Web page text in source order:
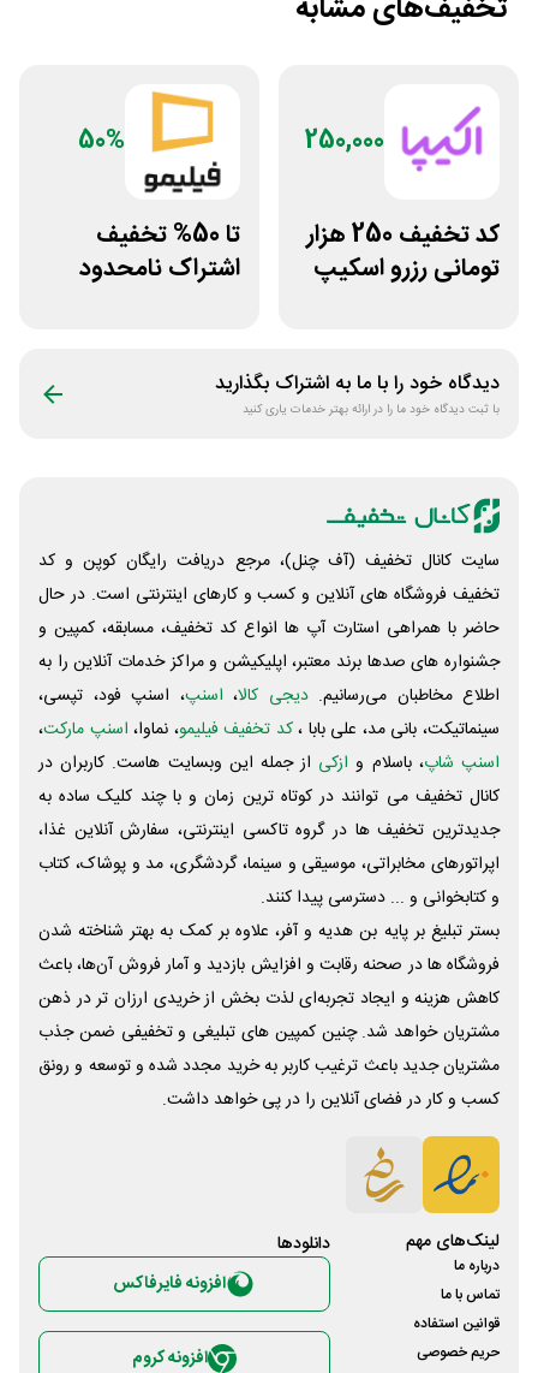
250,000
کد تخفیف 250 هزار
تومانی رزرو اسکیپ
50%
تا 50% تخفیف
اشتراک نامحدود
دیدگاه خود را با ما به اشتراک بگذارید
با ثبت دیدگاه خود ما را در ارائه بهتر خدمات یاری کنید
سایت کانال تخفیف (آف چنل)، مرجع دریافت رایگان کوپن و کد
تخفیف فروشگاه های آنلاین و کسب و‌ کارهای اینترنتی است. در حال
حاضر با همراهی استارت آپ ها انواع کد تخفیف، مسابقه، کمپین و
جشنواره های صدها برند معتبر، اپلیکیشن و مراکز خدمات آنلاین را به
اطلاع مخاطبان می‌رسانیم. دیجی کالا، اسنپ، اسنپ فود، تپسی،
سینماتیکت، بانی مد، علی‌ بابا ،کد تخفیف فیلیمو، نماوا، اسنپ مارکت،
اسنپ شاپ، باسلام و ازکی از جمله این وبسایت ‌هاست. کاربران در
کانال تخفیف می توانند در کوتاه ترین زمان و با چند کلیک ساده به
جدیدترین تخفیف ها در گروه تاکسی اینترنتی، سفارش آنلاین غذا،
اپراتورهای مخابراتی، موسیقی و سینما، گردشگری، مد و پوشاک، کتاب
و کتابخوانی و ... دسترسی پیدا کنند.
بستر تبلیغ بر پایه بن هدیه و آفر، علاوه بر کمک به بهتر شناخته شدن
فروشگاه ها در صحنه رقابت و افزایش بازدید و آمار فروش آن‌ها، باعث
کاهش هزینه و ایجاد تجربه‌ای لذت بخش از خریدی ارزان تر در ذهن
مشتریان خواهد شد. چنین کمپین های تبلیغی و تخفیفی ضمن جذب
مشتریان جدید باعث ترغیب کاربر به خرید مجدد شده و توسعه و رونق
کسب و کار در فضای آنلاین را در پی خواهد داشت.
لینک‌های مهم
درباره ما
تماس با ما
قوانین استفاده
حریم خصوصی
دانلود‌ها
افزونه فایرفاکس
افزونه کروم